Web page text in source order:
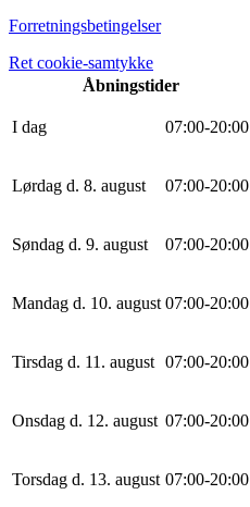
Forretningsbetingelser
Ret cookie-samtykke
Åbningstider
I dag 07:00-20:00
Lørdag d. 8. august 07:00-20:00
Søndag d. 9. august 07:00-20:00
Mandag d. 10. august 07:00-20:00
Tirsdag d. 11. august 07:00-20:00
Onsdag d. 12. august 07:00-20:00
Torsdag d. 13. august 07:00-20:00